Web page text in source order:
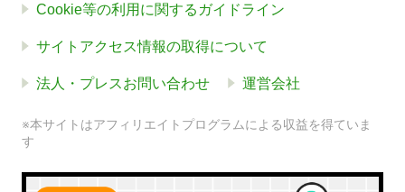
Cookie等の利用に関するガイドライン
サイトアクセス情報の取得について
法人・プレスお問い合わせ 運営会社
※本サイトはアフィリエイトプログラムによる収益を得ていま
す